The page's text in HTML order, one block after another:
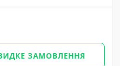
ЗАМОВЛЕННЯ